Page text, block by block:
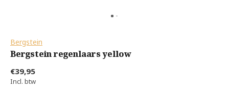
Bergstein
Bergstein regenlaars yellow
€39,95
Incl. btw